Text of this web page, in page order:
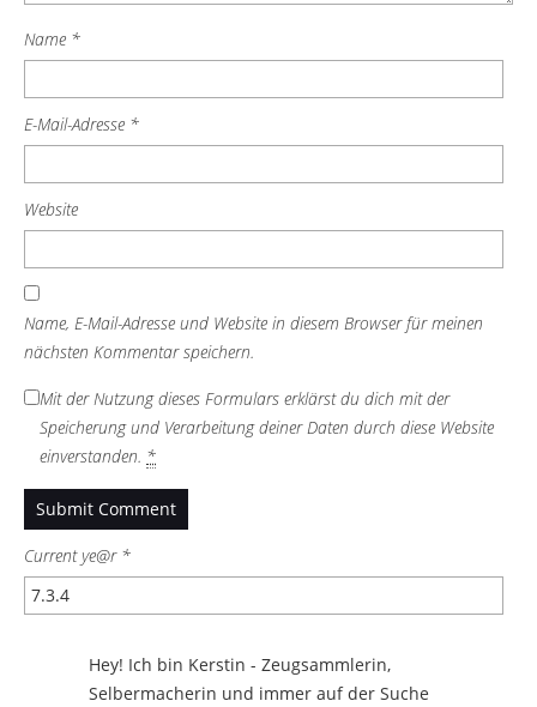
Name *
E-Mail-Adresse *
Website
Name, E-Mail-Adresse und Website in diesem Browser für meinen
nächsten Kommentar speichern.
Mit der Nutzung dieses Formulars erklärst du dich mit der
Speicherung und Verarbeitung deiner Daten durch diese Website
einverstanden. *
Current ye@r *
Hey! Ich bin Kerstin - Zeugsammlerin,
Selbermacherin und immer auf der Suche